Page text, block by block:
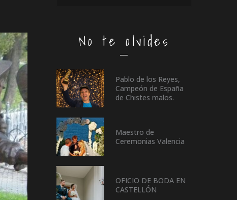
No te olvides
Pablo de los Reyes,
Campeón de España
de Chistes malos.
Maestro de
Ceremonias Valencia
OFICIO DE BODA EN
CASTELLÓN